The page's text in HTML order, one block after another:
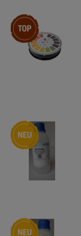
Top-Artikel
Neuheit
Neuheit